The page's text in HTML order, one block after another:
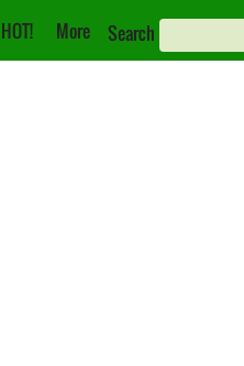
HOT! More Search